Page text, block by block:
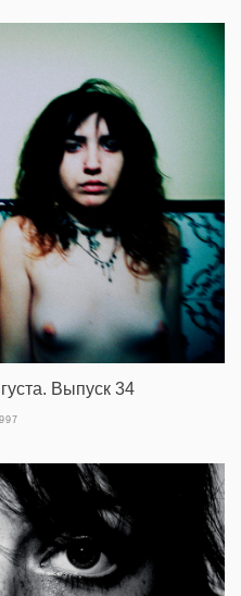
Выпуск 34